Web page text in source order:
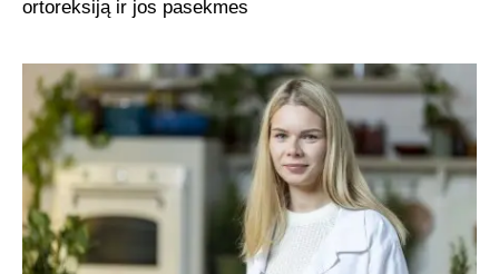
ortoreksiją ir jos pasekmes